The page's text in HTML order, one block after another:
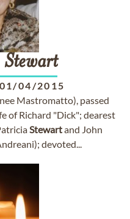
Stewart
01/04/2015
Mastromatto), passed
of Richard "Dick"; dearest
Stewartand John
devoted...